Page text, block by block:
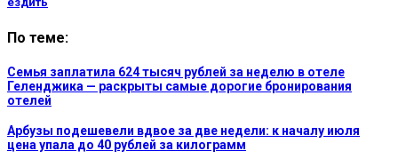
По теме:
Семья заплатила 624 тысяч рублей за неделю в отеле
Геленджика — раскрыты самые дорогие бронирования
отелей
Арбузы подешевели вдвое за две недели: к началу июля
цена упала до 40 рублей за килограмм